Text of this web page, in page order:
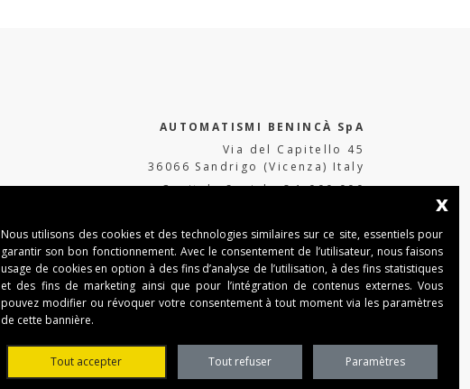
AUTOMATISMI BENINCÀ SpA
Via del Capitello 45
36066 Sandrigo (Vicenza) Italy
Capitale Sociale € 1.000.000
CF e P.IVA (IT) 02054090242
x
Nous utilisons des cookies et des technologies similaires sur ce site, essentiels pour
garantir son bon fonctionnement. Avec le consentement de l’utilisateur, nous faisons
usage de cookies en option à des fins d’analyse de l’utilisation, à des fins statistiques
et des fins de marketing ainsi que pour l’intégration de contenus externes. Vous
pouvez modifier ou révoquer votre consentement à tout moment via les paramètres
de cette bannière.
Tout accepter Tout refuser Paramètres